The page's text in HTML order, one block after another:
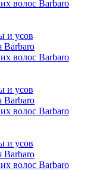
волос Barbaro
и усов
Barbaro
волос Barbaro
и усов
Barbaro
волос Barbaro
и усов
Barbaro
волос Barbaro